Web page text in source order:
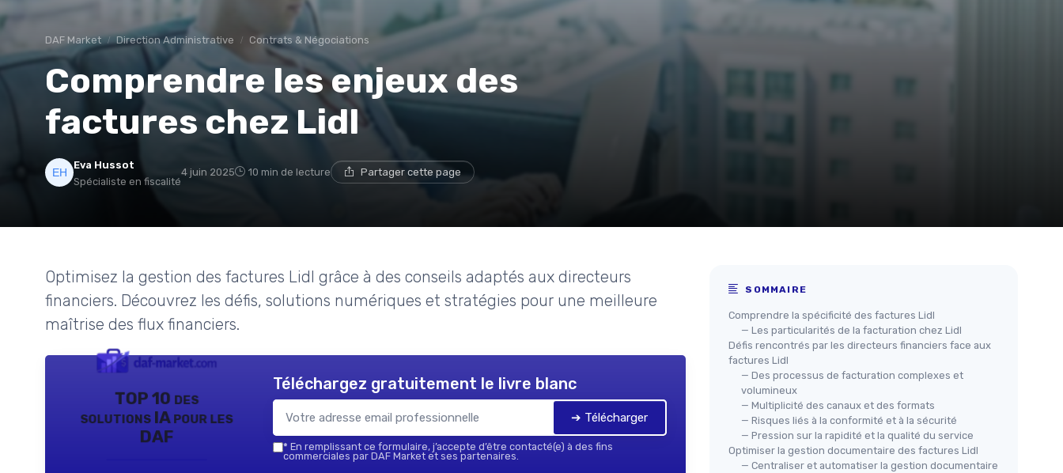
DAF Market Direction Administrative Contrats & Négociations
Comprendre les enjeux des
factures chez Lidl
Eva Hussot
Spécialiste en fiscalité
4 juin 2025 10 min de lecture Partager cette page
Optimisez la gestion des factures Lidl grâce à des conseils adaptés aux directeurs
financiers. Découvrez les défis, solutions numériques et stratégies pour une meilleure
maîtrise des flux financiers.
TOP 10 des
solutions IA pour les
DAF
Téléchargez gratuitement le livre blanc
➔ Télécharger
* En remplissant ce formulaire, j’accepte d’être contacté(e) à des fins
commerciales par DAF Market et ses partenaires.
SOMMAIRE
Comprendre la spécificité des factures Lidl
— Les particularités de la facturation chez Lidl
Défis rencontrés par les directeurs financiers face aux
factures Lidl
— Des processus de facturation complexes et
volumineux
— Multiplicité des canaux et des formats
— Risques liés à la conformité et à la sécurité
— Pression sur la rapidité et la qualité du service
Optimiser la gestion documentaire des factures Lidl
— Centraliser et automatiser la gestion documentaire